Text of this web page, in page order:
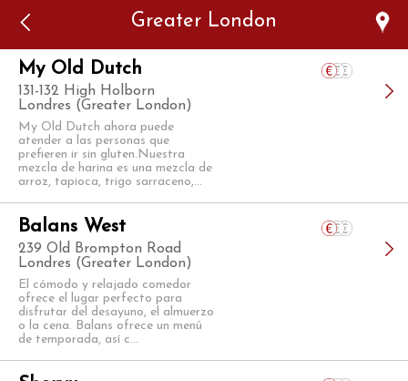
Greater London
My Old Dutch
131-132 High Holborn
Londres (Greater London)
My Old Dutch ahora puede
atender a las personas que
prefieren ir sin gluten.Nuestra
mezcla de harina es una mezcla de
arroz, tapioca, trigo sarraceno,...
Balans West
239 Old Brompton Road
Londres (Greater London)
El cómodo y relajado comedor
ofrece el lugar perfecto para
disfrutar del desayuno, el almuerzo
o la cena. Balans ofrece un menú
de temporada, así c...
Error: The domain WWW.VIAJARSINGLUTEN.COM is not
authorized to show the cookie declaration for domain group
ID 546ddaab-b478-4440-aa8a-3b0205284212. Please add it to
the domain group in the Cookiebot Manager to authorize
the domain.